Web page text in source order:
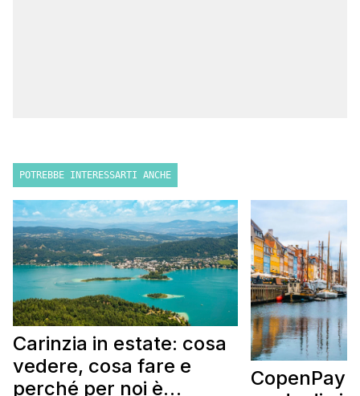
POTREBBE INTERESSARTI ANCHE
Carinzia in estate: cosa
vedere, cosa fare e
perché per noi è
CopenPay: